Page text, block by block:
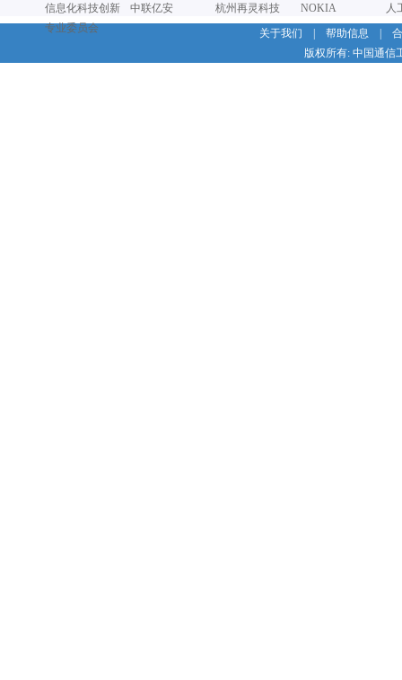
信息化科技创新
专业委员会
中联亿安 杭州再灵科技 NOKIA
人
关于我们
帮助信息
版权所有: 中国通信